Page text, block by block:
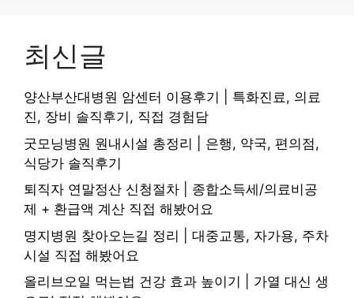
최신글
양산부산대병원 암센터 이용후기 | 특화진료, 의료
진, 장비 솔직후기, 직접 경험담
굿모닝병원 원내시설 총정리 | 은행, 약국, 편의점,
식당가 솔직후기
퇴직자 연말정산 신청절차 | 종합소득세/의료비공
제 + 환급액 계산 직접 해봤어요
명지병원 찾아오는길 정리 | 대중교통, 자가용, 주차
시설 직접 해봤어요
올리브오일 먹는법 건강 효과 높이기 | 가열 대신 생